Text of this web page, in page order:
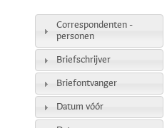
Correspondenten -
personen
Briefschrijver
Briefontvanger
Datum vóór